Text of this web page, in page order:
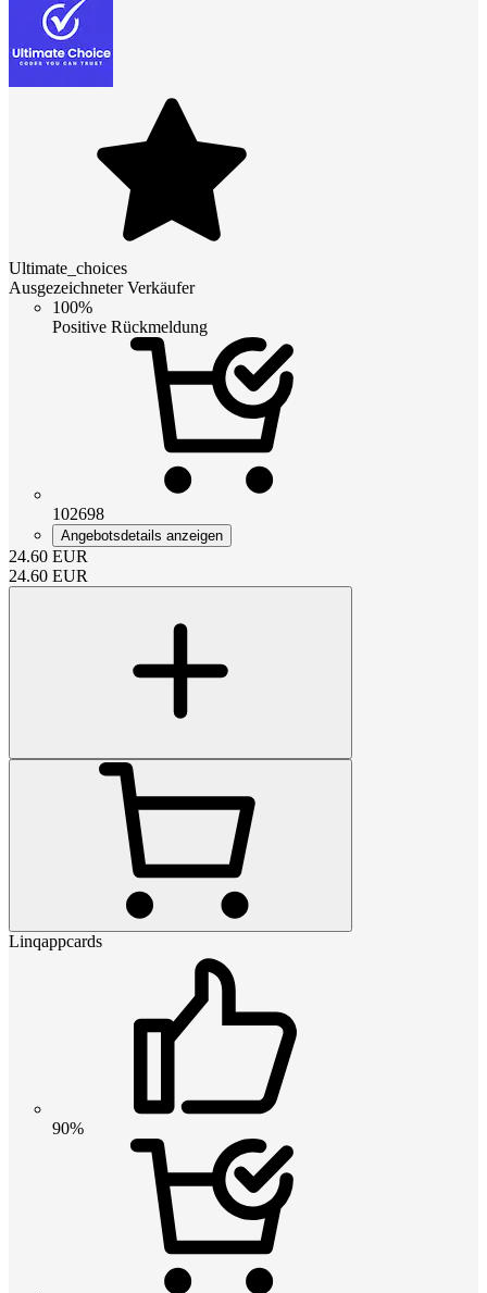
Ultimate_choices
Ausgezeichneter Verkäufer
100%
Positive Rückmeldung
102698
Angebotsdetails anzeigen
24.60 EUR
24.60 EUR
Linqappcards
90%